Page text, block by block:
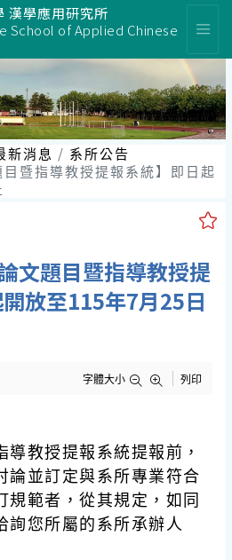
漢學應用研究所
School of Applied Chinese
新消息
系所公告
暨指導教授提報系統】即日起
文題目暨指導教授提
放至115年7月25日
字體大小 列印
教授提報系統提報前，
論並訂定與系所專業符合
規範者，從其規定，如同
詢您所屬的系所承辦人